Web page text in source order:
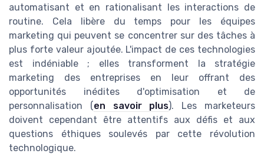
automatisant et en rationalisant les interactions de
routine. Cela libère du temps pour les équipes
marketing qui peuvent se concentrer sur des tâches à
plus forte valeur ajoutée. L'impact de ces technologies
est indéniable ; elles transforment la stratégie
marketing des entreprises en leur offrant des
opportunités inédites d'optimisation et de
personnalisation (en savoir plus). Les marketeurs
doivent cependant être attentifs aux défis et aux
questions éthiques soulevés par cette révolution
technologique.